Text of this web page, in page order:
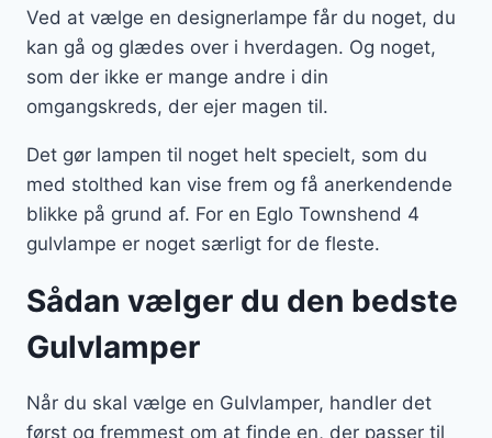
Ved at vælge en designerlampe får du noget, du
kan gå og glædes over i hverdagen. Og noget,
som der ikke er mange andre i din
omgangskreds, der ejer magen til.
Det gør lampen til noget helt specielt, som du
med stolthed kan vise frem og få anerkendende
blikke på grund af. For en Eglo Townshend 4
gulvlampe er noget særligt for de fleste.
Sådan vælger du den bedste
Gulvlamper
Når du skal vælge en Gulvlamper, handler det
først og fremmest om at finde en, der passer til